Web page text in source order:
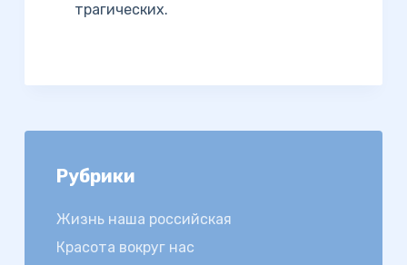
трагических.
Рубрики
Жизнь наша российская
Красота вокруг нас